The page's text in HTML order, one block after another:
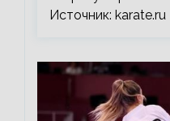
Источник: karate.ru